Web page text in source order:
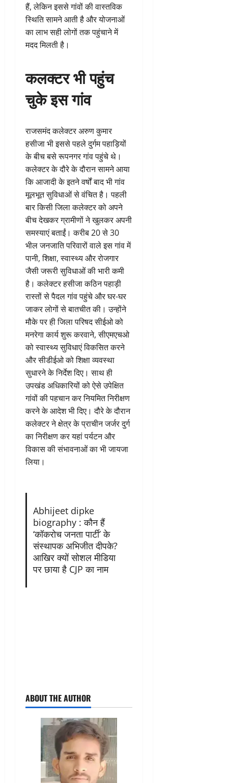
हैं, लेकिन इससे गांवों की वास्तविक
स्थिति सामने आती है और योजनाओं
का लाभ सही लोगों तक पहुंचाने में
मदद मिलती है।
कलक्टर भी पहुंच
चुके इस गांव
राजसमंद कलेक्टर अरुण कुमार
हसीजा भी इससे पहले दुर्गम पहाड़ियों
के बीच बसे रूपनगर गांव पहुंचे थे।
कलेक्टर के दौरे के दौरान सामने आया
कि आजादी के इतने वर्षों बाद भी गांव
मूलभूत सुविधाओं से वंचित है। पहली
बार किसी जिला कलेक्टर को अपने
बीच देखकर ग्रामीणों ने खुलकर अपनी
समस्याएं बताईं। करीब 20 से 30
भील जनजाति परिवारों वाले इस गांव में
पानी, शिक्षा, स्वास्थ्य और रोजगार
जैसी जरूरी सुविधाओं की भारी कमी
है। कलेक्टर हसीजा कठिन पहाड़ी
रास्तों से पैदल गांव पहुंचे और घर-घर
जाकर लोगों से बातचीत की। उन्होंने
मौके पर ही जिला परिषद सीईओ को
मनरेगा कार्य शुरू करवाने, सीएमएचओ
को स्वास्थ्य सुविधाएं विकसित करने
और सीडीईओ को शिक्षा व्यवस्था
सुधारने के निर्देश दिए। साथ ही
उपखंड अधिकारियों को ऐसे उपेक्षित
गांवों की पहचान कर नियमित निरीक्षण
करने के आदेश भी दिए। दौरे के दौरान
कलेक्टर ने क्षेत्र के प्राचीन जर्जर दुर्ग
का निरीक्षण कर यहां पर्यटन और
विकास की संभावनाओं का भी जायजा
लिया।
Abhijeet dipke
biography : कौन हैं
‘कॉकरोच जनता पार्टी’ के
संस्थापक अभिजीत दीपके?
आखिर क्यों सोशल मीडिया
पर छाया है CJP का नाम
ABOUT THE AUTHOR